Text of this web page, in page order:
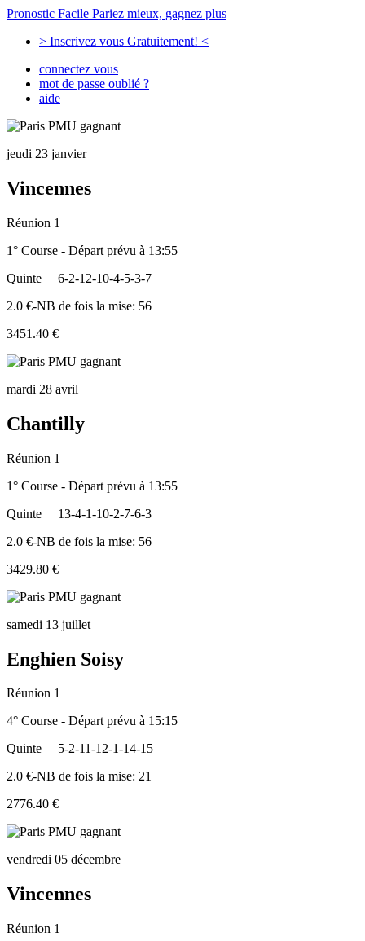
Pronostic Facile Pariez mieux, gagnez plus
> Inscrivez vous Gratuitement! <
connectez vous
mot de passe oublié ?
aide
jeudi 23 janvier
Vincennes
Réunion 1
1° Course - Départ prévu à 13:55
Quinte
6-2-12-10-4-5-3-7
2.0 €-NB de fois la mise: 56
3451.40 €
mardi 28 avril
Chantilly
Réunion 1
1° Course - Départ prévu à 13:55
Quinte
13-4-1-10-2-7-6-3
2.0 €-NB de fois la mise: 56
3429.80 €
samedi 13 juillet
Enghien Soisy
Réunion 1
4° Course - Départ prévu à 15:15
Quinte
5-2-11-12-1-14-15
2.0 €-NB de fois la mise: 21
2776.40 €
vendredi 05 décembre
Vincennes
Réunion 1